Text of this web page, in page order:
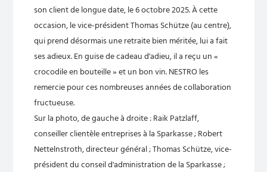
son client de longue date, le 6 octobre 2025. À cette
occasion, le vice-président Thomas Schütze (au centre),
qui prend désormais une retraite bien méritée, lui a fait
ses adieux. En guise de cadeau d'adieu, il a reçu un «
crocodile en bouteille » et un bon vin. NESTRO les
remercie pour ces nombreuses années de collaboration
fructueuse.
Sur la photo, de gauche à droite : Raik Patzlaff,
conseiller clientèle entreprises à la Sparkasse ; Robert
Nettelnstroth, directeur général ; Thomas Schütze, vice-
président du conseil d'administration de la Sparkasse ;